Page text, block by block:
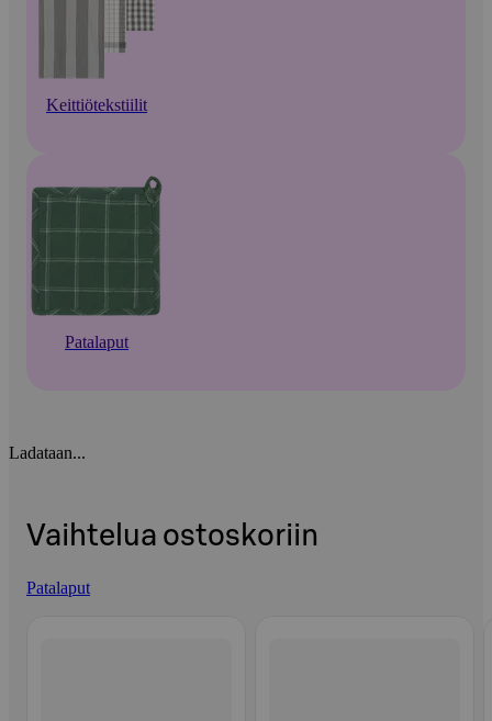
Keittiötekstiilit
Patalaput
Ladataan...
Vaihtelua ostoskoriin
Patalaput